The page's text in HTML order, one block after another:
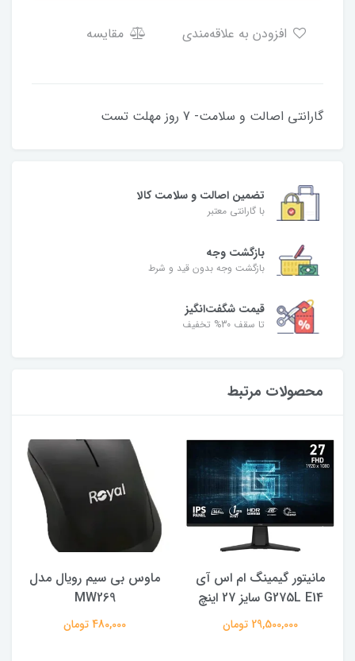
مقایسه
گارانتی اصالت و سلامت- 7 روز مهلت تست
تضمین اصالت و سلامت کالا
با گارانتی معتبر
بازگشت وجه
بازگشت وجه بدون قید و شرط
قیمت شگفت‌انگیز
تا سقف 30% تخفیف
محصولات مرتبط
مانیتور گیمینگ ام اس آی
G275L E14 سایز 27 اینچ
29,500,000 تومان
ماوس بی سیم رویال مدل
MW269
480,000 تومان